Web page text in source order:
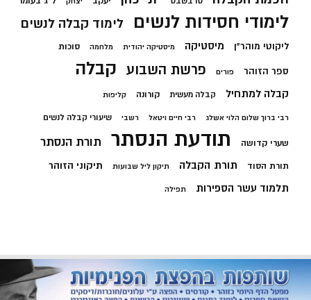
לימודי חסידות לנשים לימוד קבלה לנשים
ליקוטי מוהר"ן מיסטיקה מיסטיקה יהודית מלחמה סוכות
ספר הזוהר פורים פרשת השבוע קבלה
קבלה למתחיל קבלה מעשית קורונה קליפות
רבי ברוך שלום הלוי אשלג רבי חיים ויטאל רשבי שיעורי קבלה לנשים
שערי קדושה תודעת הנסתר תורת הנסתר
תורת הסוד תורת הקבלה תיקון ליל שבועות תיקוני הזוהר
תלמוד עשר הספירות תפילה